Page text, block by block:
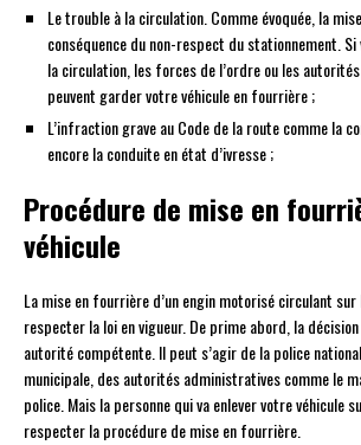
Le trouble à la circulation. Comme évoquée, la
conséquence du non-respect du stationnement.
la circulation, les forces de l’ordre ou les
peuvent garder votre véhicule en fourrière ;
L’infraction grave au Code de la route comme la
encore la conduite en état d’ivresse ;
Procédure de mise en
véhicule
La mise en fourrière d’un engin motorisé circulant
respecter la loi en vigueur. De prime abord, la
autorité compétente. Il peut s’agir de la police
municipale, des autorités administratives comme le
police. Mais la personne qui va enlever votre véhicule
respecter la procédure de mise en fourrière.